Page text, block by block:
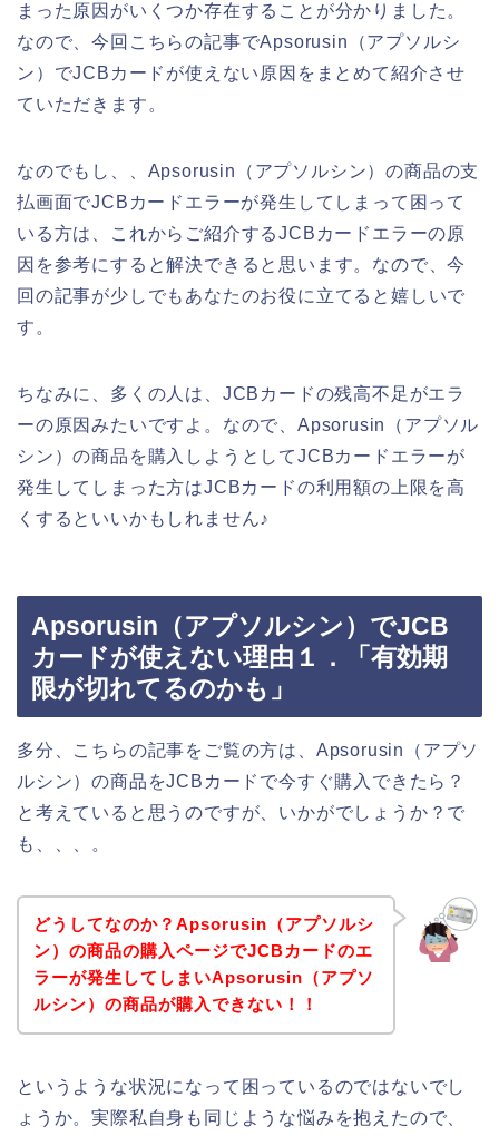
まった原因がいくつか存在することが分かりました。
なので、今回こちらの記事でApsorusin（アプソルシ
ン）でJCBカードが使えない原因をまとめて紹介させ
ていただきます。
なのでもし、、Apsorusin（アプソルシン）の商品の支
払画面でJCBカードエラーが発生してしまって困って
いる方は、これからご紹介するJCBカードエラーの原
因を参考にすると解決できると思います。なので、今
回の記事が少しでもあなたのお役に立てると嬉しいで
す。
ちなみに、多くの人は、JCBカードの残高不足がエラ
ーの原因みたいですよ。なので、Apsorusin（アプソル
シン）の商品を購入しようとしてJCBカードエラーが
発生してしまった方はJCBカードの利用額の上限を高
くするといいかもしれません♪
Apsorusin（アプソルシン）でJCB
カードが使えない理由１．「有効期
限が切れてるのかも」
多分、こちらの記事をご覧の方は、Apsorusin（アプソ
ルシン）の商品をJCBカードで今すぐ購入できたら？
と考えていると思うのですが、いかがでしょうか？で
も、、、。
どうしてなのか？Apsorusin（アプソルシ
ン）の商品の購入ページでJCBカードのエ
ラーが発生してしまいApsorusin（アプソ
ルシン）の商品が購入できない！！
というような状況になって困っているのではないでし
ょうか。実際私自身も同じような悩みを抱えたので、